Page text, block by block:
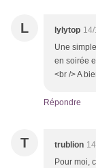
L lylytop
Une
en soirée
<br /> A
Répondre
T trublion
Pour moi,